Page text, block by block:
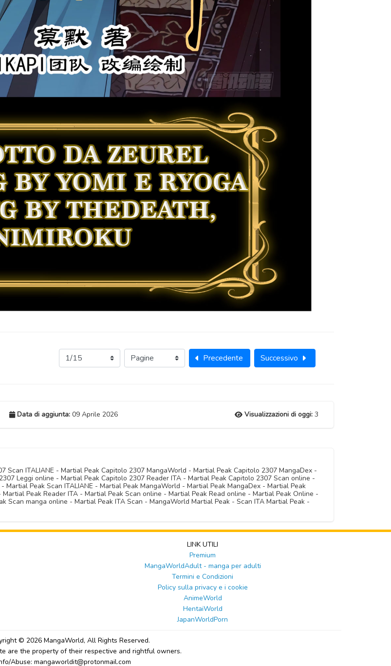
Precedente Successivo
Data di aggiunta: 09 Aprile 2026 Visualizzazioni di oggi:3
Scan ITALIANE - Martial Peak Capitolo 2307 MangaWorld - Martial Peak Capitolo 2307 MangaDex -
Leggi online - Martial Peak Capitolo 2307 Reader ITA - Martial Peak Capitolo 2307 Scan online -
Peak Scan ITALIANE - Martial Peak MangaWorld - Martial Peak MangaDex - Martial Peak
Peak Reader ITA - Martial Peak Scan online - Martial Peak Read online - Martial Peak Online -
Scan manga online - Martial Peak ITA Scan - MangaWorld Martial Peak - Scan ITA Martial Peak -
LINK UTILI
Premium
MangaWorldAdult - manga per adulti
Termini e Condizioni
Policy sulla privacy e i cookie
AnimeWorld
HentaiWorld
JapanWorldPorn
© 2026 MangaWorld, All Rights Reserved.
are the property of their respective and rightful owners.
Abuse: mangaworldit@protonmail.com